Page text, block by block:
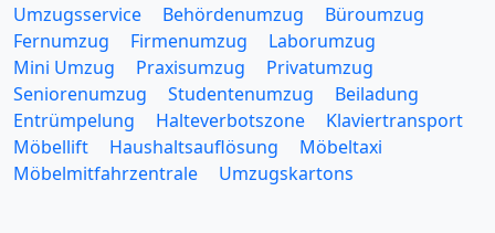
Umzugsservice Behördenumzug
Büroumzug
Fernumzug
Firmenumzug
Laborumzug
Mini Umzug
Praxisumzug
Privatumzug
Seniorenumzug
Studentenumzug
Beiladung
Entrümpelung
Halteverbotszone
Klaviertransport
Möbellift
Haushaltsauflösung
Möbeltaxi
Möbelmitfahrzentrale
Umzugskartons